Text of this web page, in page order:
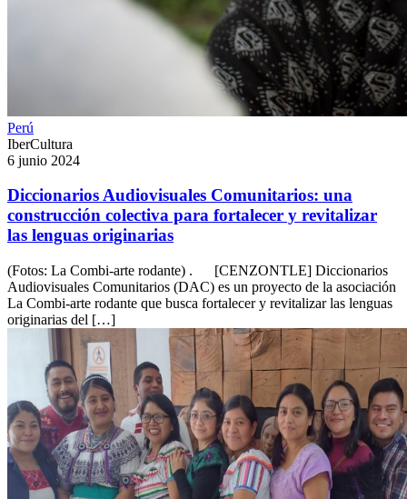
Perú
IberCultura
6 junio 2024
Diccionarios Audiovisuales Comunitarios: una
construcción colectiva para fortalecer y revitalizar
las lenguas originarias
(Fotos: La Combi-arte rodante) . [CENZONTLE] Diccionarios
Audiovisuales Comunitarios (DAC) es un proyecto de la asociación
La Combi-arte rodante que busca fortalecer y revitalizar las lenguas
originarias del […]